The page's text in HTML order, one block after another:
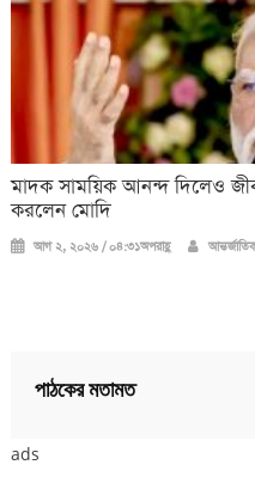
মাদক সাময়িক আনন্দ দিলেও
করলেন মোদি
আগ ২, ২০২৬ / ০৪:৩১অপরাহ্ণ
পাঠকের মতামত
ads